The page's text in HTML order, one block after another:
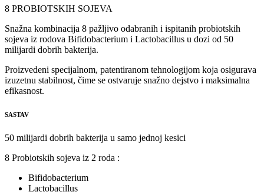
8 PROBIOTSKIH SOJEVA
Snažna kombinacija 8 pažljivo odabranih i ispitanih probiotskih
sojeva iz rodova Bifidobacterium i Lactobacillus u dozi od 50
milijardi dobrih bakterija.
Proizvedeni specijalnom, patentiranom tehnologijom koja osigurava
izuzetnu stabilnost, čime se ostvaruje snažno dejstvo i maksimalna
efikasnost.
SASTAV
50 milijardi dobrih bakterija u samo jednoj kesici
8 Probiotskih sojeva iz 2 roda :
Bifidobacterium
Lactobacillus